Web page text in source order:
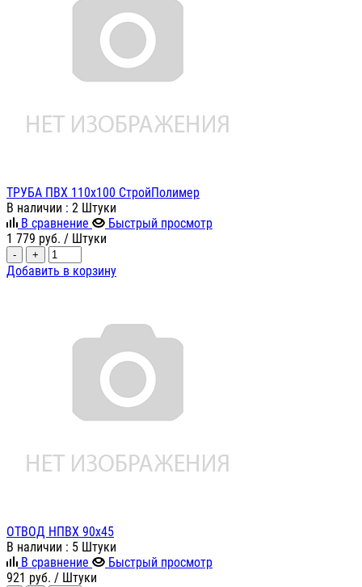
ТРУБА ПВХ 110х100 СтройПолимер
В наличии : 2 Штуки
В сравнение
Быстрый просмотр
1 779 руб. / Штуки
- +
Добавить в корзину
ОТВОД НПВХ 90х45
В наличии : 5 Штуки
В сравнение
Быстрый просмотр
921 руб. / Штуки